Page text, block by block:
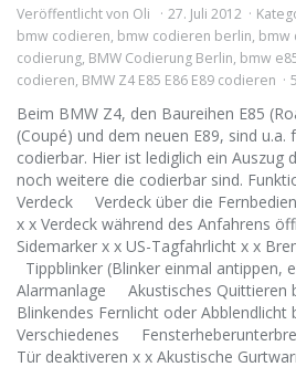
Veröffentlicht von Oli 27. Juli 2012
bmw codieren, bmw codieren berlin, bmw
codierung, BMW Codierung Berlin, bmw
codieren, BMW Z4 E85 E86 E89 codieren
Beim BMW Z4, den Baureihen E85
(Coupé) und dem neuen E89, sind
codierbar. Hier ist lediglich ein Auszug
noch weitere die codierbar sind.
Verdeck Verdeck über die
x x Verdeck während des
Sidemarker x x US-Tagfahrlicht x x
Tippblinker (Blinker einmal
Alarmanlage Akustisches Quittieren
Blinkendes Fernlicht oder
Verschiedenes
Tür deaktiveren x x Akustische